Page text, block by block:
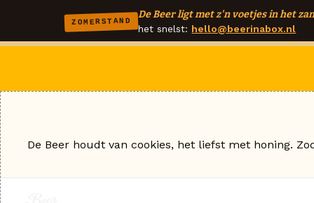
ZOMERSTAND
De Beer ligt met z'n voetjes in het
het snelst: hello@beerinabox.nl
De Beer houdt van cookies, het liefst met honing.